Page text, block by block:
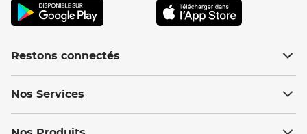
Restons connectés
Nos Services